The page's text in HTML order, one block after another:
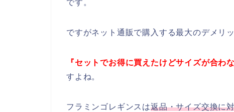
です。
ですがネット通販で購入する最大のデメリ
『セットでお得に買えたけどサイズが合わ
すよね。
フラミンゴレギンスは返品・サイズ交換に